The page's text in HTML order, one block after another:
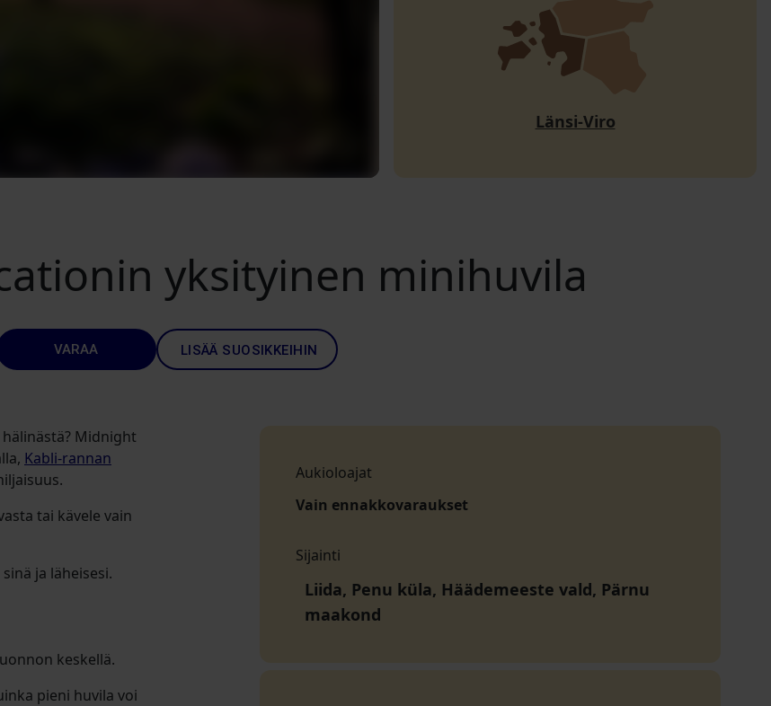
Länsi-Viro
yksityinen minihuvila
VARAA LISÄÄ SUOSIKKEIHIN
Midnight
Kabli-rannan
tai kävele vain
ja läheisesi.
keskellä.
pieni huvila voi
Aukioloajat
Vain ennakkovaraukset
Sijainti
Liida, Penu küla, Häädemeeste vald, Pärnu
maakond